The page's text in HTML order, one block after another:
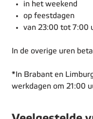
in het weekend
op feestdagen
van 23:00 tot 7:00
In de overige uren
*In Brabant en
werkdagen om 21:00